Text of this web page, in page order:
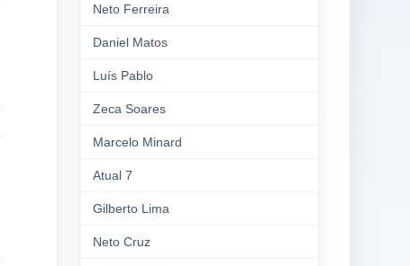
Neto Ferreira
Daniel Matos
Luís Pablo
Zeca Soares
Marcelo Minard
Atual 7
Gilberto Lima
Neto Cruz